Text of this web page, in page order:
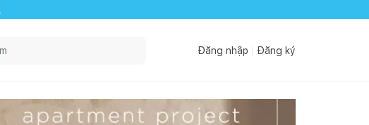
Đăng nhập Đăng ký